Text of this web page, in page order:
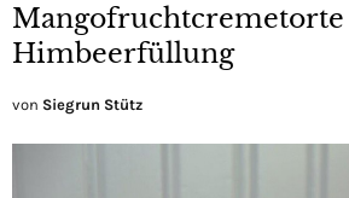
Himbeerfüllung
von Siegrun Stütz